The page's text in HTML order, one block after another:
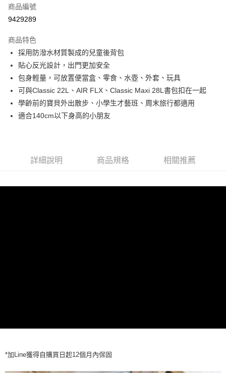
LINE Pay
Hami Point
相關說明
「Hami Point」為中華電信所提供之點數服務，可於會員專區綁定中華電信
會員帳號後，即可在購物車使用 Hami Point 折抵消費金額 (1點等於1元)。
ATM付款
貨到付款
每筆NT$80，滿NT$900(含以上)免運費
每筆NT$80，滿NT$999(含以上)免運費
商品編號
9429289
商品特色
採用防潑水材質製成的兒童後背包
貼心反光設計，出門更加安全
包身輕量，可放置便當盒、零食、水壺、外套、玩具
可與Classic 22L、AIR FLX、Classic Maxi 28L書包扣在一起
學齡前的寶貝外出散步、小學生才藝班、周末旅行都適用
適合140cm以下身高的小朋友
詳細說明 商品規格 相關推薦
*加Line獲得自購買日起12個月內保固